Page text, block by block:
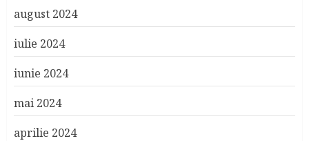
august 2024
iulie 2024
iunie 2024
mai 2024
aprilie 2024